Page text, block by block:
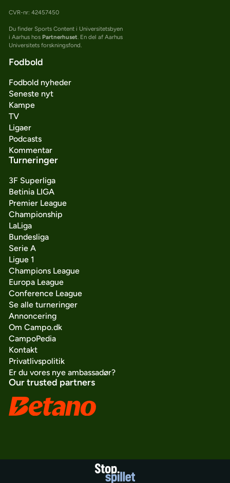
CVR-nr: 42457450
Du finder Sports Content i Universitetsbyen
i Aarhus hos Partnerhuset. En del af Aarhus
Universitets forskningsfond.
Fodbold
Fodbold nyheder
Seneste nyt
Kampe
TV
Ligaer
Podcasts
Kommentar
Turneringer
3F Superliga
Betinia LIGA
Premier League
Championship
LaLiga
Bundesliga
Serie A
Ligue 1
Champions League
Europa League
Conference League
Se alle turneringer
Annoncering
Om Campo.dk
CampoPedia
Kontakt
Privatlivspolitik
Er du vores nye ambassadør?
Our trusted partners